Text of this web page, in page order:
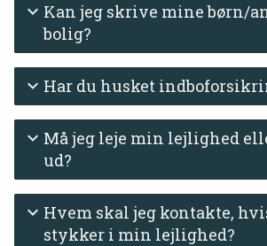
Kan jeg skrive mine børn/
bolig?
Har du husket
Må jeg leje min lejlighed
ud?
Hvem skal jeg kontakte,
stykker i min lejlighed?